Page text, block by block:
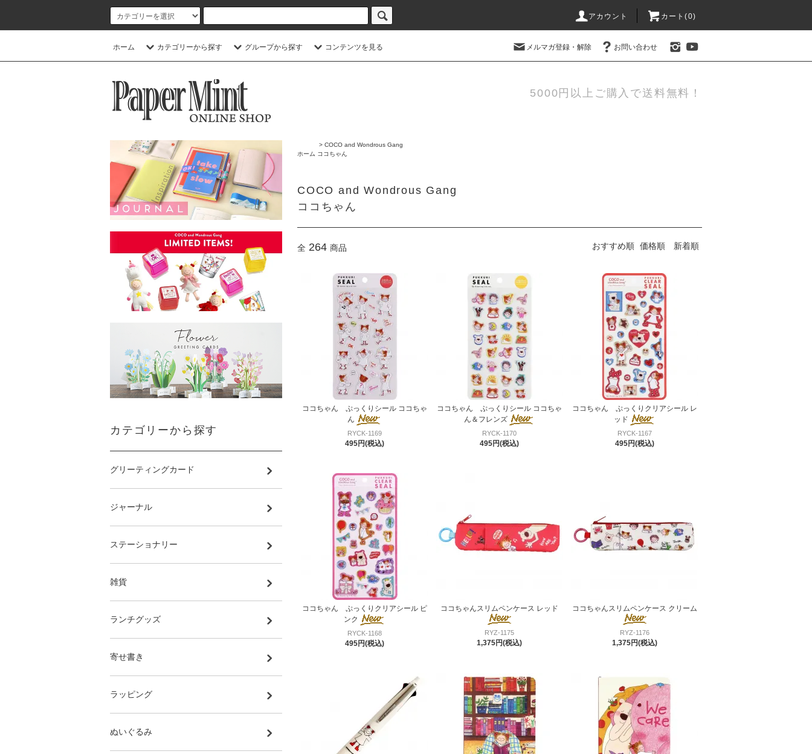
アカウント カート(0)
ホーム カテゴリーから探す グループから探す コンテンツを見る メルマガ登録・解除 お問い合わせ
5000円以上ご購入で送料無料！
ホーム
> COCO and Wondrous Gang
ココちゃん
COCO and Wondrous Gang
ココちゃん
全 264 商品 おすすめ順 価格順 新着順
ココちゃん ぷっくりシール ココちゃ
ん
RYCK-1169
495円(税込)
ココちゃん ぷっくりシール ココちゃ
ん＆フレンズ
RYCK-1170
495円(税込)
ココちゃん ぷっくりクリアシール レ
ッド
RYCK-1167
495円(税込)
ココちゃん ぷっくりクリアシール ピ
ンク
RYCK-1168
495円(税込)
ココちゃんスリムペンケース レッド
RYZ-1175
1,375円(税込)
ココちゃんスリムペンケース クリーム
RYZ-1176
1,375円(税込)
カテゴリーから探す
グリーティングカード
ジャーナル
ステーショナリー
雑貨
ランチグッズ
寄せ書き
ラッピング
ぬいぐるみ